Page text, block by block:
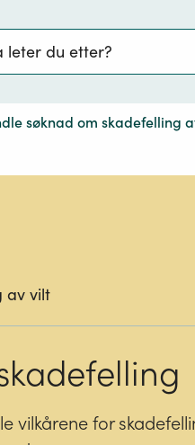
søknad om skadefelling
av vilt
vilkårene for